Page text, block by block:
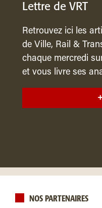
Lettre de VRT
Retrouvez ici les
de Ville, Rail &
chaque mercredi
et vous livre ses
NOS PARTENAIRES